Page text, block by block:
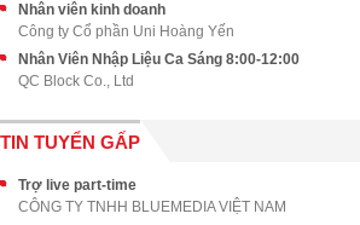
Nhân viên kinh doanh
Công ty Cổ phần Uni Hoàng Yến
Nhân Viên Nhập Liệu Ca Sáng 8:00-12:00
QC Block Co., Ltd
TIN TUYỂN GẤP
Trợ live part-time
CÔNG TY TNHH BLUEMEDIA VIỆT NAM